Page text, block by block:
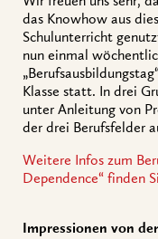
das Knowhow aus
Schulunterricht
nun einmal
Klasse statt. In drei
unter Anleitung von
der drei Berufsfelder
Weitere Infos zum
Dependence“ finden
Impressionen von